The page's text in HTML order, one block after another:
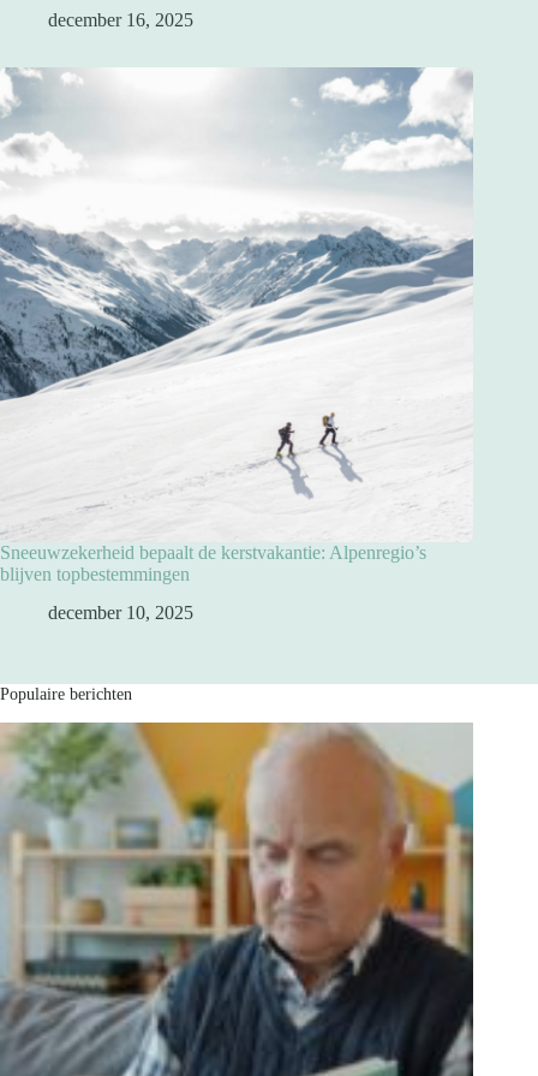
december 16, 2025
Sneeuwzekerheid bepaalt de kerstvakantie: Alpenregio’s
blijven topbestemmingen
december 10, 2025
Populaire berichten